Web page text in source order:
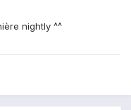
nightly ^^